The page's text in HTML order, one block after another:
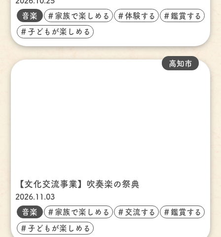
音楽 ＃家族で楽しめる ＃体験する ＃鑑賞する
＃子どもが楽しめる
【文化交流事業】吹奏楽の祭典
2026.11.03
高知市
音楽 ＃家族で楽しめる ＃交流する ＃鑑賞する
＃子どもが楽しめる